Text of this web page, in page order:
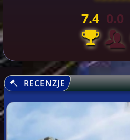
7.4 0.0
RECENZJE